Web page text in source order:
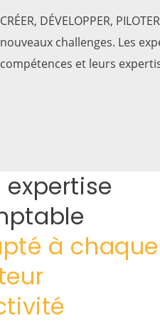
CRÉER, DÉVELOPPER,
nouveaux challenges. Les
compétences et leurs
expertise
à chaque